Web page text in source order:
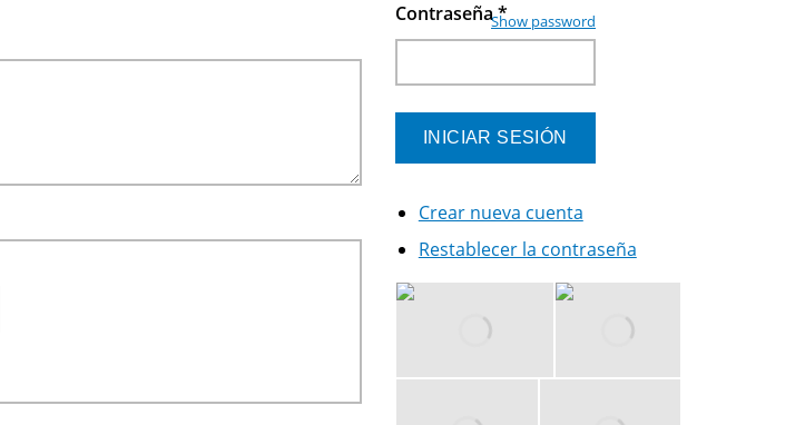
Contraseña*
Show password
Crear nueva cuenta
Restablecer la contraseña